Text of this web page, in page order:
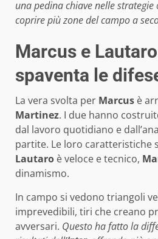
una pedina chiave nelle strategie
coprire più zone del campo a
Marcus e
spaventa le
La vera svolta per Marcus è
Martinez. I due hanno
dal lavoro quotidiano e
partite. Le loro caratteristiche
Lautaro è veloce e tecnico,
dinamismo.
In campo si vedono triangoli
imprevedibili, tiri che creano
avversari. Questo ha fatto la